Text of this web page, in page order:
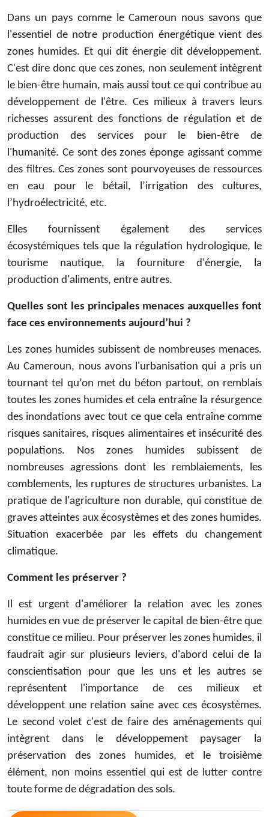
Dans un pays comme le Cameroun nous savons que
l'essentiel de notre production énergétique vient des
zones humides. Et qui dit énergie dit développement.
C'est dire donc que ces zones, non seulement intègrent
le bien-être humain, mais aussi tout ce qui contribue au
développement de l'être. Ces milieux à travers leurs
richesses assurent des fonctions de régulation et de
production des services pour le bien-être de
l'humanité. Ce sont des zones éponge agissant comme
des filtres. Ces zones sont pourvoyeuses de ressources
en eau pour le bétail, l’irrigation des cultures,
l’hydroélectricité, etc.
Elles fournissent également des services
écosystémiques tels que la régulation hydrologique, le
tourisme nautique, la fourniture d'énergie, la
production d'aliments, entre autres.
Quelles sont les principales menaces auxquelles font
face ces environnements aujourd’hui ?
Les zones humides subissent de nombreuses menaces.
Au Cameroun, nous avons l'urbanisation qui a pris un
tournant tel qu’on met du béton partout, on remblais
toutes les zones humides et cela entraîne la résurgence
des inondations avec tout ce que cela entraîne comme
risques sanitaires, risques alimentaires et insécurité des
populations. Nos zones humides subissent de
nombreuses agressions dont les remblaiements, les
comblements, les ruptures de structures urbanistes. La
pratique de l'agriculture non durable, qui constitue de
graves atteintes aux écosystèmes et des zones humides.
Situation exacerbée par les effets du changement
climatique.
Comment les préserver ?
Il est urgent d'améliorer la relation avec les zones
humides en vue de préserver le capital de bien-être que
constitue ce milieu. Pour préserver les zones humides, il
faudrait agir sur plusieurs leviers, d'abord celui de la
conscientisation pour que les uns et les autres se
représentent l'importance de ces milieux et
développent une relation saine avec ces écosystèmes.
Le second volet c'est de faire des aménagements qui
intègrent dans le développement paysager la
préservation des zones humides, et le troisième
élément, non moins essentiel qui est de lutter contre
toute forme de dégradation des sols.